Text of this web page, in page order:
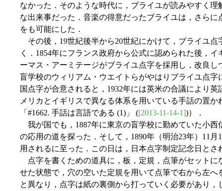
なかった．そのような時代に，ブライユが読みやすく
な出来事だった．音楽の得意だったブライユは，さら
をも可能にした．
その後，19世紀後半から20世紀にかけて，ブライユ
く．1854年にフランス政府から公式に認められた後，
ーマス・アーミテージがブライユ点字を採用し，改良
盲学校のウィリアム・ウエイトらがやはりブライユ点
国点字が合意されると，1932年には英米の合議により
メリカとイギリスで異なる体系を用いている手話の置か
「#1662. 手話は言語である (1)」 ([2013-11-14-1])）．
我が国でも，1887年に東京の盲学校に勤めていた小
の応用の道を探った．そして，1890年（明治23年）11
用されるに至った．この日は，日本点字制定記念日とさ
点字を書くための道具に，板，定規，点筆がセットに
せた状態で，穴の空いた定規を用いて点筆で右から左
と異なり，点字は紙の裏側から打っていく必要があり